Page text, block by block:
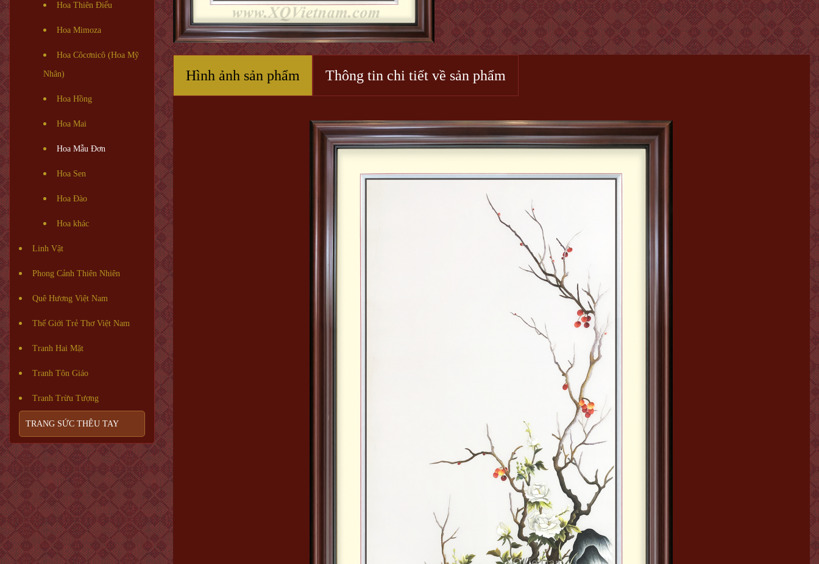
Hoa Thiên Điểu
Hoa Mimoza
Hoa Côcơnicô (Hoa Mỹ
Nhân)
Hoa Hồng
Hoa Mai
Hoa Mẫu Đơn
Hoa Sen
Hoa Đào
Hoa khác
Linh Vật
Phong Cảnh Thiên Nhiên
Quê Hương Việt Nam
Thế Giới Trẻ Thơ Việt Nam
Tranh Hai Mặt
Tranh Tôn Giáo
Tranh Trừu Tượng
TRANG SỨC THÊU TAY
Hình ảnh sản phẩm Thông tin chi tiết về sản phẩm